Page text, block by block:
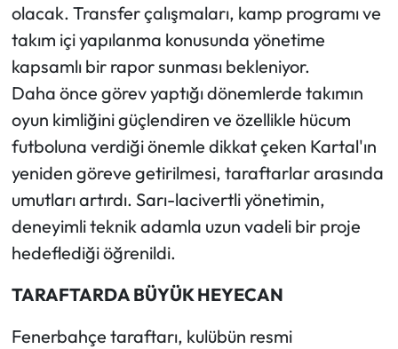
olacak. Transfer çalışmaları, kamp programı ve
takım içi yapılanma konusunda yönetime
kapsamlı bir rapor sunması bekleniyor.
Daha önce görev yaptığı dönemlerde takımın
oyun kimliğini güçlendiren ve özellikle hücum
futboluna verdiği önemle dikkat çeken Kartal'ın
yeniden göreve getirilmesi, taraftarlar arasında
umutları artırdı. Sarı-lacivertli yönetimin,
deneyimli teknik adamla uzun vadeli bir proje
hedeflediği öğrenildi.
TARAFTARDA BÜYÜK HEYECAN
Fenerbahçe taraftarı, kulübün resmi